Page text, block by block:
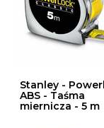
Stanley -
ABS - Taśma
miernicza - 5 m